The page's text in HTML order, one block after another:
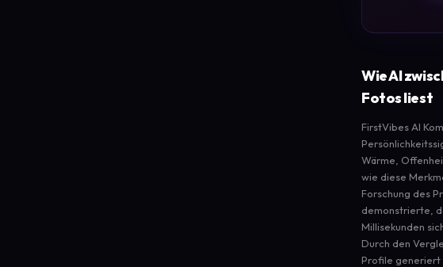
Wie AI
Fotos liest
FirstVibes AI
Wärme,
wie diese
Forschung des
demonstrierte,
Millisekunden
Durch den
Profile generiert